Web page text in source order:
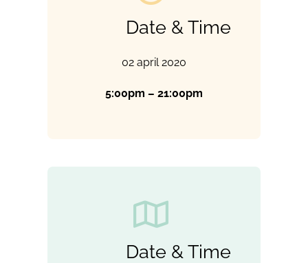
Date & Time
02 april 2020
5:00pm – 21:00pm
Date & Time